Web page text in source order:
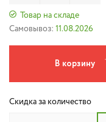
Товар на складе
Самовывоз: 11.08.2026
В корзину
Скидка за количество